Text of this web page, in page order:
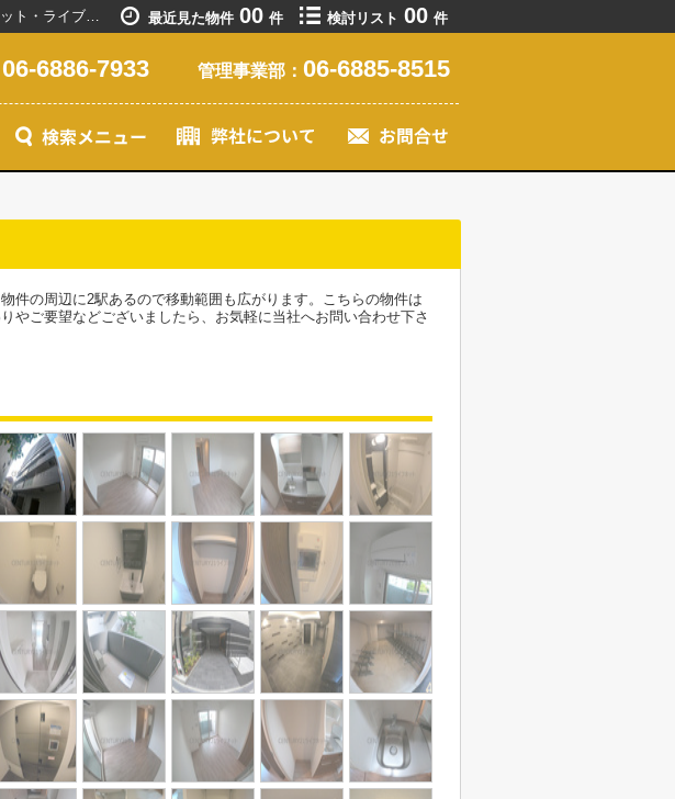
ArtizA江坂／新大阪駅で賃貸マンションを探すなら創業20年以上のセンチュリー21ライフネット・ライブグループ 最近見た物件 00 件 検討リスト 00 件
06-6886-7933 管理事業部： 06-6885-8515
件の周辺に2駅あるので移動範囲も広がります。こちらの物件は
やご要望などございましたら、お気軽に当社へお問い合わせ下さ